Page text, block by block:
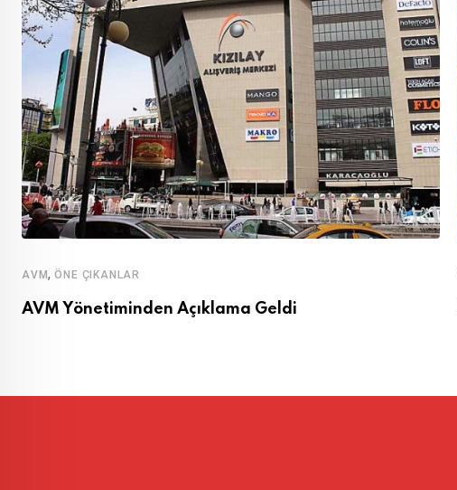
AVM,ÖNE ÇIKANLAR
AVM Yönetiminden Açıklama Geldi